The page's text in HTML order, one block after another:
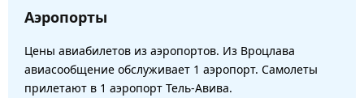
Аэропорты
Цены авиабилетов из аэропортов. Из Вроцлава
авиасообщение обслуживает 1 аэропорт. Самолеты
прилетают в 1 аэропорт Тель-Авива.